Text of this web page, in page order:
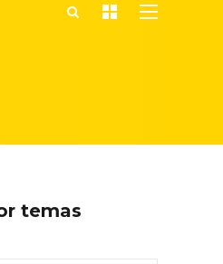
temas